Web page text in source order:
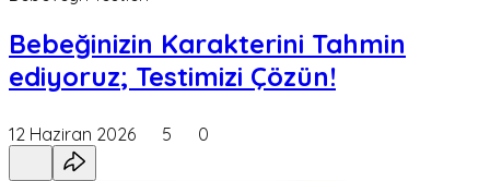
Bebeğinizin Karakterini Tahmin
ediyoruz; Testimizi Çözün!
12 Haziran 2026 5 0